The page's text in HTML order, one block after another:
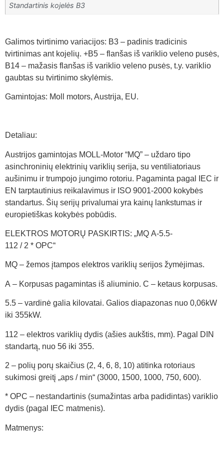
Standartinis kojelės B3
Galimos tvirtinimo variacijos: B3 – padinis tradicinis
tvirtinimas ant kojelių. +B5 – flanšas iš variklio veleno pusės,
B14 – mažasis flanšas iš variklio veleno pusės, t.y. variklio
gaubtas su tvirtinimo skylėmis.
Gamintojas: Moll motors, Austrija, EU.
Detaliau:
Austrijos gamintojas MOLL-Motor “MQ” – uždaro tipo
asinchroninių elektrinių variklių serija, su ventiliatoriaus
aušinimu ir trumpojo jungimo rotoriu. Pagaminta pagal IEC ir
EN tarptautinius reikalavimus ir ISO 9001-2000 kokybės
standartus. Šių serijų privalumai yra kainų lankstumas ir
europietiškas kokybės pobūdis.
ELEKTROS MOTORŲ PASKIRTIS: „MQ A-5.5-
112 / 2 * OPC“
MQ – žemos įtampos elektros variklių serijos žymėjimas.
A – Korpusas pagamintas iš aliuminio. C – ketaus korpusas.
5.5 – vardinė galia kilovatai. Galios diapazonas nuo 0,06kW
iki 355kW.
112 – elektros variklių dydis (ašies aukštis, mm). Pagal DIN
standartą, nuo 56 iki 355.
2 – polių porų skaičius (2, 4, 6, 8, 10) atitinka rotoriaus
sukimosi greitį „aps / min“ (3000, 1500, 1000, 750, 600).
* OPC – nestandartinis (sumažintas arba padidintas) variklio
dydis (pagal IEC matmenis).
Matmenys: